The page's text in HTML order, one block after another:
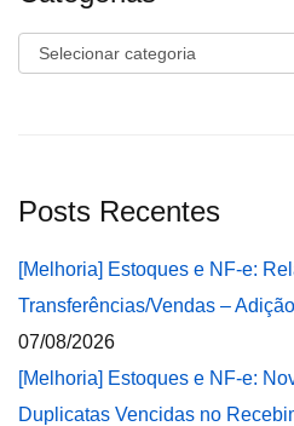
Categorias
Posts Recentes
[Melhoria] Estoques e NF-e:
Transferências/Vendas –
07/08/2026
[Melhoria] Estoques e NF-e:
Duplicatas Vencidas no